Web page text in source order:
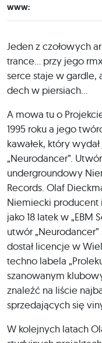
www:
Jeden z czołowych
trance… przy jego
serce staje w gardle,
dech w piersiach…
A mowa tu o
1995 roku a jego
kawałek, który
„Neurodancer”.
undergroundowy
Records. Olaf
Niemiecki producent
jako 18 latek w „EBM
utwór
dostał licencje w
techno labela
szanowanym
znaleźć na liście
sprzedających się
W kolejnych latach